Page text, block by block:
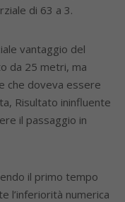
di 63 a 3.
vantaggio del
da 25 metri, ma
che doveva essere
Risultato ininfluente
il passaggio in
il primo tempo
l’inferiorità numerica